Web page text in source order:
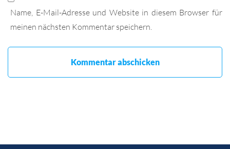
Name, E-Mail-Adresse und Website in diesem Browser für
meinen nächsten Kommentar speichern.